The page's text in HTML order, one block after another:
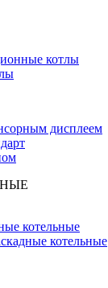
котлы
дисплеем
котельные
котельные